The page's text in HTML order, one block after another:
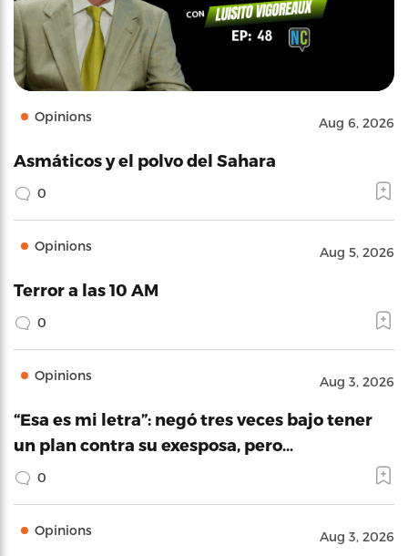
Opinions Aug 6, 2026
Asmáticos y el polvo del Sahara
0
Opinions Aug 5, 2026
Terror a las 10 AM
0
Opinions Aug 3, 2026
“Esa es mi letra”: negó tres veces bajo tener
un plan contra su exesposa, pero…
0
Opinions Aug 3, 2026